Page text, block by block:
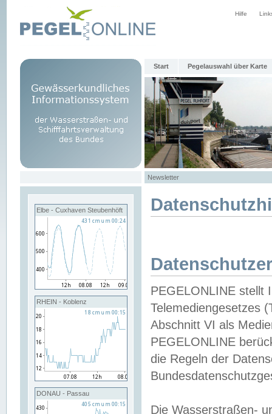
Hilfe
Start Pegelauswahl über Karte
Newsletter
Elbe - Cuxhaven Steubenhöft
RHEIN - Koblenz
DONAU - Passau
PEGELONLINE stellt
Telemediengesetzes
Abschnitt VI als
PEGELONLINE
die Regeln der
Die Wasserstraßen-